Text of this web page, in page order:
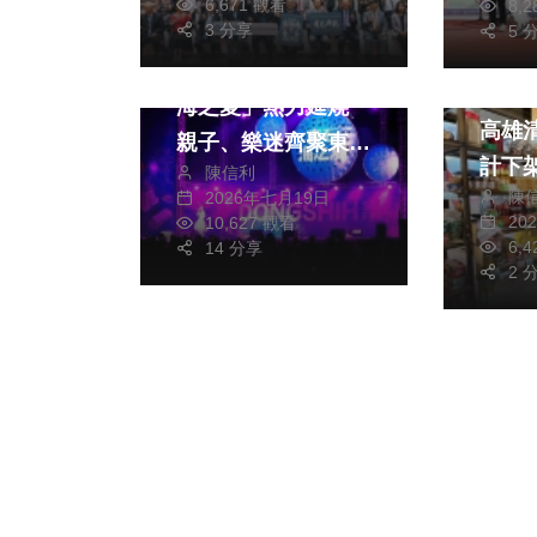
6,671 觀看
3 分享
5
綜合新聞 旅遊
嘉義縣「2026東石
海之夏」熱力延燒
親子、樂迷齊聚東石
漁人碼頭同歡！
陳信利
2026年七月19日
10,627 觀看
14 分享
高雄
計下
陳
2